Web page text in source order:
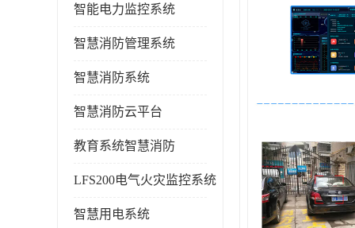
智能电力监控系统
智慧消防管理系统
智慧消防系统
智慧消防云平台
教育系统智慧消防
LFS200电气火灾监控系统
智慧用电系统